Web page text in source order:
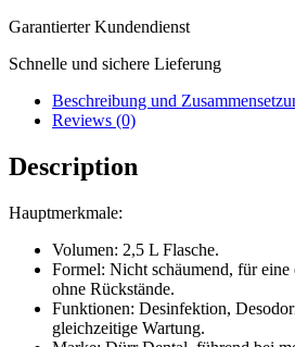
Garantierter Kundendienst
Schnelle und sichere Lieferung
Beschreibung und
Reviews (0)
Description
Hauptmerkmale:
Volumen: 2,5 L Flasche.
Formel: Nicht schäumend, für
ohne Rückstände.
Funktionen: Desinfektion,
gleichzeitige Wartung.